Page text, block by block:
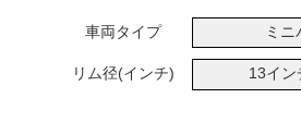
車両タイプ ミニ
リム径(インチ) 13イン